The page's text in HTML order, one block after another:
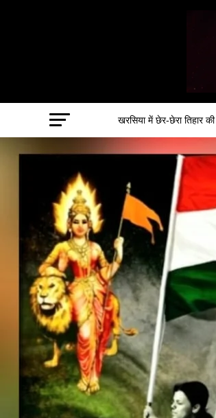
खरसिया में छेर-छेरा तिहार की